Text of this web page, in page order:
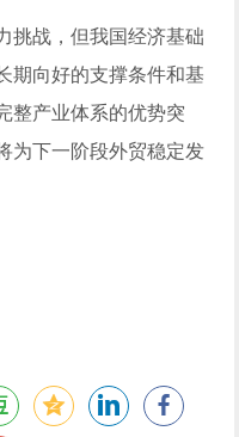
挑战，但我国经济基础
期向好的支撑条件和基
整产业体系的优势突
为下一阶段外贸稳定发